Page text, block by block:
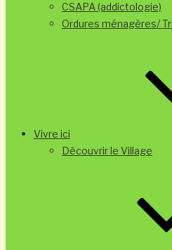
CSAPA (addictologie)
Ordures ménagères/
Vivre ici
Découvrir le Village